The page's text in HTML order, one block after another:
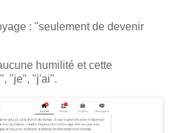
: "seulement de devenir
humilité et cette
"je", "j'ai".